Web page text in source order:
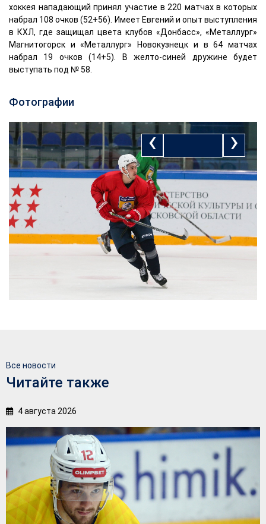
хоккея нападающий принял участие в 220 матчах в которых
набрал 108 очков (52+56). Имеет Евгений и опыт выступления
в КХЛ, где защищал цвета клубов «Донбасс», «Металлург»
Магнитогорск и «Металлург» Новокузнецк и в 64 матчах
набрал 19 очков (14+5). В желто-синей дружине будет
выступать под № 58.
Фотографии
‹ ›
Все новости
Читайте также
4 августа 2026